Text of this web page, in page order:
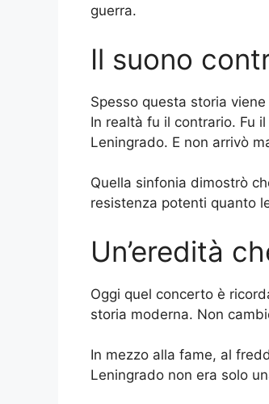
guerra.
Il suono
Spesso questa storia
In realtà fu il contrario. Fu il
Leningrado. E non arrivò
Quella sinfonia dimostrò
resistenza potenti quanto
Un’eredità
Oggi quel concerto è
storia moderna. Non
In mezzo alla fame, al
Leningrado non era solo